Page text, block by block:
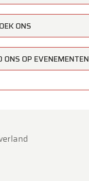
ONS
ONS OP EVENEMENTEN